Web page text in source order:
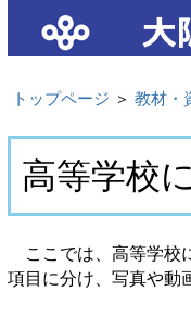
トップページ ＞ 教材・
高等学校
ここでは、高等学校
項目に分け、写真や動